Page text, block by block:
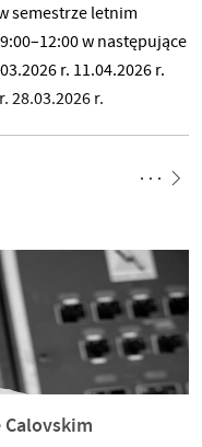
semestrze letnim
w następujące
r. 11.04.2026 r.
28.03.2026 r.